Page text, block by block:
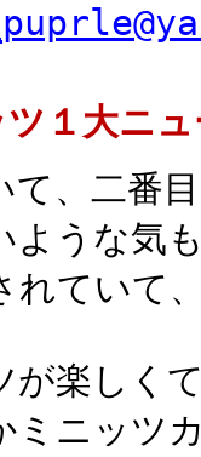
ツ１大ニ
て、二番
ような気
れていて
が楽しく
ミニッツ